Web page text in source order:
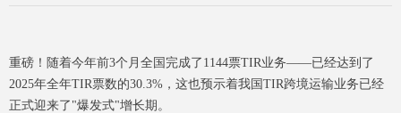
重磅！随着今年前3个月全国完成了1144票TIR业务——已经达到了
2025年全年TIR票数的30.3%，这也预示着我国TIR跨境运输业务已经
正式迎来了"爆发式"增长期。